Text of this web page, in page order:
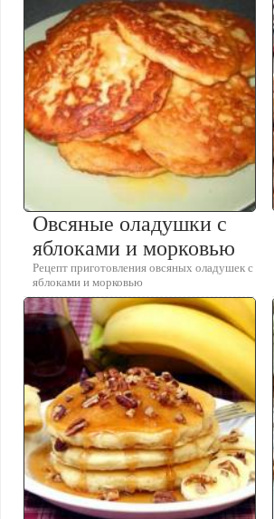
Овсяные оладушки с
яблоками и морковью
Рецепт приготовления овсяных оладушек с
яблоками и морковью